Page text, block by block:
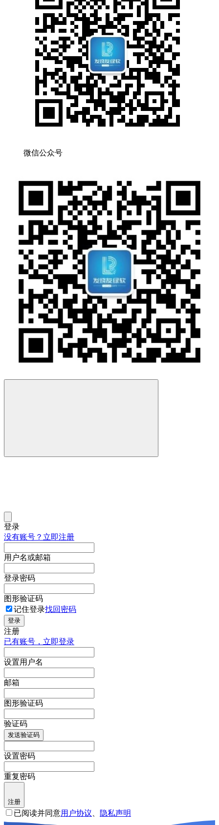
微信公众号
登录
没有账号？立即注册
用户名或邮箱
登录密码
图形验证码
记住登录找回密码
登录
注册
已有账号，立即登录
设置用户名
邮箱
图形验证码
验证码
发送验证码
设置密码
重复密码
注册
已阅读并同意用户协议 隐私声明